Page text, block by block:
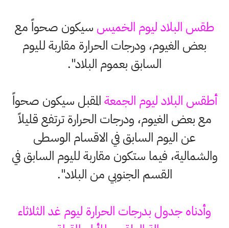
طقس البلاد ليوم الخميس سيكون صحواً مع
بعض الغيوم، ودرجات الحرارة مقاربة لليوم
السابق بعموم البلاد".
أطقس البلاد ليوم الجمعةالمقبل سيكون صحواً
مع بعض الغيوم، ودرجات الحرارة ترتفع قليلاً
عن اليوم السابق في الاقسام الوسطى
والشمالية، فيما ستكون مقاربة لليوم السابق في
القسم الجنوبي من البلاد".
وأدناه جدول بدرجات الحرارة ليوم غد الثلاثاء